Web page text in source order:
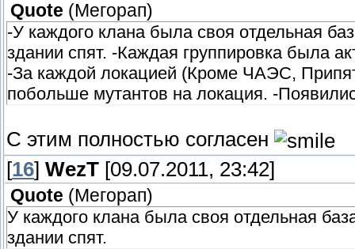
Quote (Мегорап)
-У каждого клана была своя отдельная
здании спят. -Каждая группировка была
-За каждой локацией (Кроме ЧАЭС,
побольше мутантов на локация. -
С этим полностью согласен
[16] WezT [09.07.2011, 23:42]
Quote (Мегорап)
У каждого клана была своя отдельная
здании спят.